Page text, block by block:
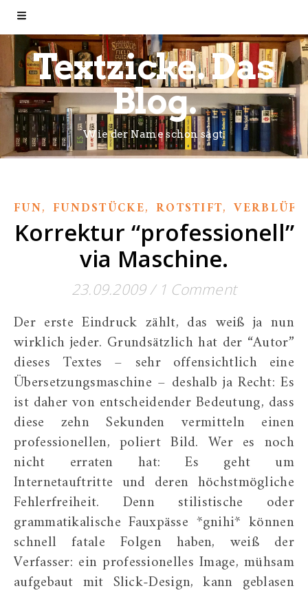
Textzicke. Das
Blog.
Wie der Name schon sagt.
FUN, FUNDSTÜCKE, ROTSTIFT,
Korrektur “professionell”
via Maschine.
23.09.2009/ 1 Comment
Der erste Eindruck zählt, das weiß ja nun
wirklich jeder. Grundsätzlich hat der “Autor”
dieses Textes – sehr offensichtlich eine
Übersetzungsmaschine – deshalb ja Recht: Es
ist daher von entscheidender Bedeutung, dass
diese zehn Sekunden vermitteln einen
professionellen, poliert Bild. Wer es noch
nicht erraten hat: Es geht um
Internetauftritte und deren höchstmögliche
Fehlerfreiheit. Denn stilistische oder
grammatikalische Fauxpässe *gnihi* können
schnell fatale Folgen haben, weiß der
Verfasser: ein professionelles Image, mühsam
aufgebaut mit Slick-Design, kann geblasen